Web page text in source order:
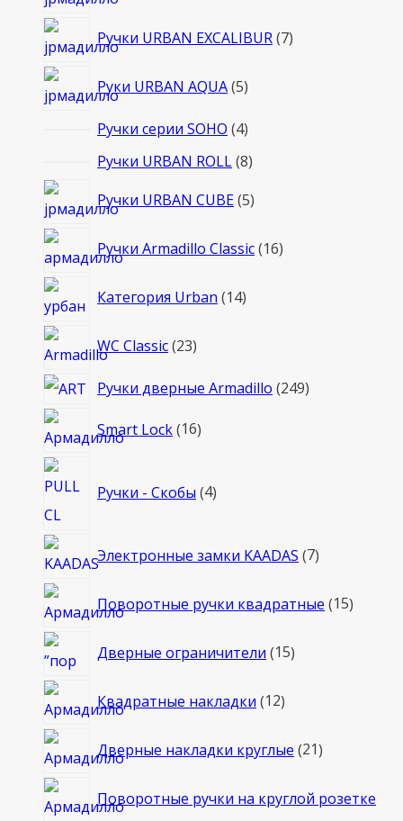
Ручки URBAN EXCALIBUR 77
Руки URBAN AQUA 55
Ручки серии SOHO 44
товара
Ручки URBAN ROLL 88
Ручки URBAN CUBE 55
Ручки Armadillo Classic 1616
Категория Urban 1414
WC Classic 2323
Ручки дверные Armadillo 249249
Smart Lock 1616
Ручки - Скобы 4товара
Электронные замки KAADAS 77
Поворотные ручки квадратные 1515
Дверные ограничители 1515
Квадратные накладки 1212
Дверные накладки круглые 2121
Поворотные ручки на круглой розетке